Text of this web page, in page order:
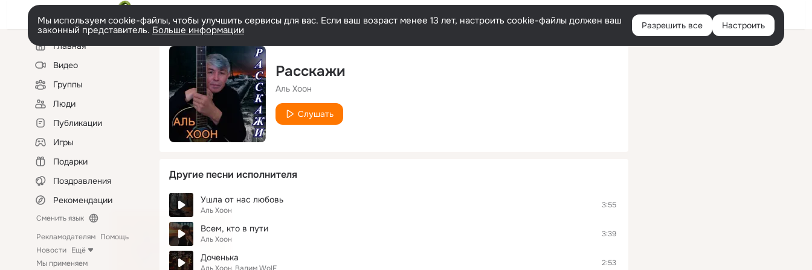
Войти
Мы используем cookie-файлы, чтобы улучшить сервисы для вас. Если ваш возраст менее 13 лет, настроить cookie-файлы должен ваш
законный представитель. Больше информации Разрешить все Настроить
Левая
колонкаГлавная
Видео
Группы
Люди
Публикации
Игры
Подарки
Поздравления
Рекомендации
Сменить язык
Рекламодателям Помощь
Новости Ещё
Мы применяем
Расскажи
Аль Хоон
Слушать
Другие песни исполнителя
Ушла от нас любовь
Аль Хоон
3:55
Всем, кто в пути
Аль Хоон
3:39
Доченька 2:53